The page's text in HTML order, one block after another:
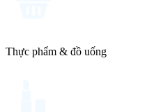
Thực phẩm & đồ uống